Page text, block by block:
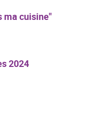
ma cuisine"
2024